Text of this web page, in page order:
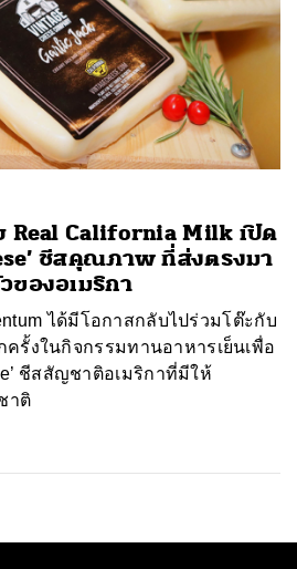
Real California Milk เปิด
ชีสคุณภาพ ที่ส่งตรงมา
ของอเมริกา
ได้มีโอกาสกลับไปร่วมโต๊ะกับ
ครั้งในกิจกรรมทานอาหารเย็นเพื่อ
ชีสสัญชาติอเมริกาที่มีให้
าติ
LINE EMAIL